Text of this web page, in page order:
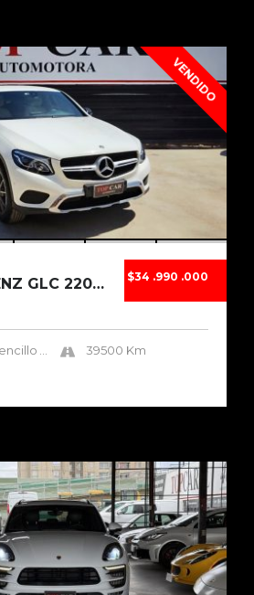
VENDIDO
$34 .990 .000
MERCEDES-BENZ GLC 220D COUPÉ TURBO DIESEL 20...
39500 Km